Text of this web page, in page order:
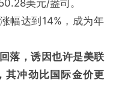
美元/盎司。
幅达到14%，成为年
落，诱因也许是美联
其冲劲比国际金价更